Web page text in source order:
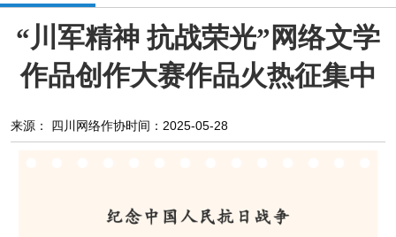
新闻
时政 文学动态 作协工作 市州作协
十百千 网络文学 万千百十
散文 诗歌
“川军精神 抗战荣光”网络文学
作品创作大赛作品火热征集中
来源： 四川网络作协时间：2025-05-28